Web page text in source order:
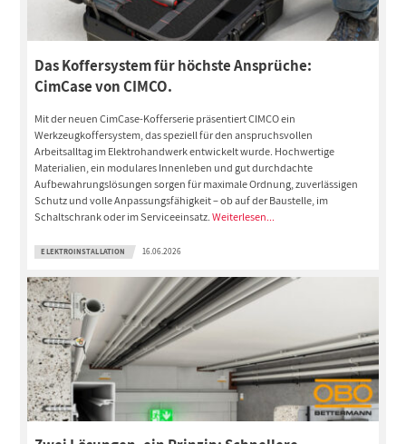
Das Koffersystem für höchste Ansprüche:
CimCase von CIMCO.
Mit der neuen CimCase-Kofferserie präsentiert CIMCO ein
Werkzeugkoffersystem, das speziell für den anspruchsvollen
Arbeitsalltag im Elektrohandwerk entwickelt wurde. Hochwertige
Materialien, ein modulares Innenleben und gut durchdachte
Aufbewahrungslösungen sorgen für maximale Ordnung, zuverlässigen
Schutz und volle Anpassungsfähigkeit – ob auf der Baustelle, im
Schaltschrank oder im Serviceeinsatz.Weiterlesen...
ELEKTROINSTALLATION 16.06.2026